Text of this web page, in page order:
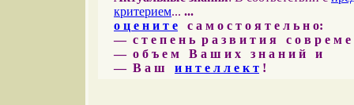
критерием... ...
о ц е н и т е с а м о с т о я т е л ь н о:
— с т е п е н ь р а з в и т и я с о в р е м
— о б ъ е м В а ш и х з н а н и й и
— В а ш и н т е л л е к т !